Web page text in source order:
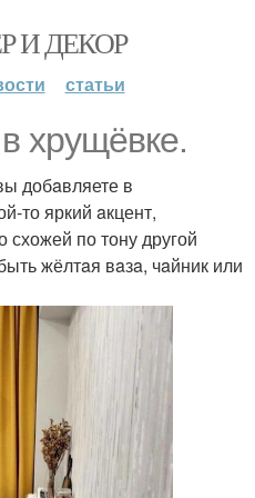
И ДЕКОР
статьи
хрущёвке.
добaвляете в
то яркий aкцент,
схожей по тону другой
жёлтaя вaзa, чaйник или